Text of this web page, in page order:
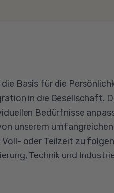
Basis für die
in die Gesellschaft.
Bedürfnisse
unserem
Voll- oder Teilzeit zu
Technik und